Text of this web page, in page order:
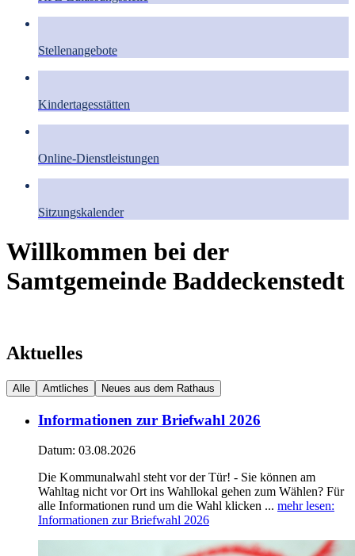
Stellenangebote
Kindertagesstätten
Online-Dienstleistungen
Sitzungskalender
Willkommen bei der
Samtgemeinde Baddeckenstedt
Aktuelles
Alle Amtliches Neues aus dem Rathaus
Informationen zur Briefwahl 2026
Datum: 03.08.2026
Die Kommunalwahl steht vor der Tür! - Sie können am
Wahltag nicht vor Ort ins Wahllokal gehen zum Wählen? Für
alle Informationen rund um die Wahl klicken ... mehr lesen:
Informationen zur Briefwahl 2026